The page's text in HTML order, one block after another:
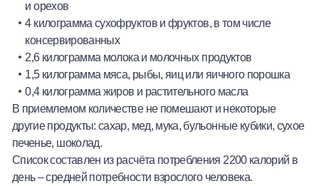
и орехов
4 килограмма сухофруктов и фруктов, в том числе
консервированных
2,6 килограмма молока и молочных продуктов
1,5 килограмма мяса, рыбы, яиц или яичного порошка
0,4 килограмма жиров и растительного масла
В приемлемом количестве не помешают и некоторые
другие продукты: сахар, мед, мука, бульонные кубики, сухое
печенье, шоколад.
Список составлен из расчёта потребления 2200 калорий в
день – средней потребности взрослого человека.